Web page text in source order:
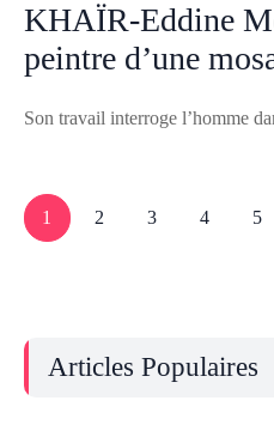
KHAÏR-Eddine
peintre d’une
Son travail interroge l’homme
1 2 3 4 5
Articles Populaires